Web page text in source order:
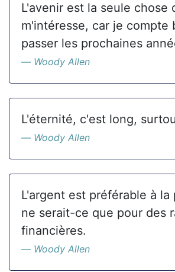
L'avenir est la seule chose
m'intéresse, car je compte
passer les prochaines
Woody Allen
L'éternité, c'est long,
Woody Allen
L'argent est préférable à la
ne serait-ce que pour des
financières.
Woody Allen